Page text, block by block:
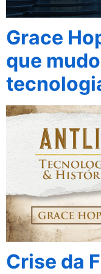
Grace
que
Crise da